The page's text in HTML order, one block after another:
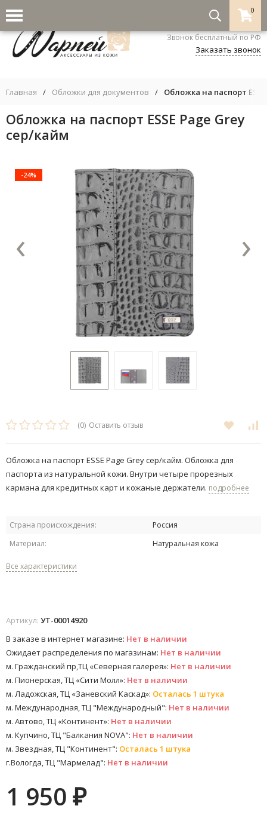
0
8-800-333-5530
Звонок бесплатный по РФ
Заказать звонок
Главная / Обложки для документов / Обложка на паспорт
Обложка на паспорт ESSE Page Grey
сер/кайм
-24%
‹ ›
(0) Оставить отзыв
Обложка на паспорт ESSE Page Grey сер/кайм. Обложка для
паспорта из натуральной кожи. Внутри четыре прорезных
кармана для кредитных карт и кожаные держатели. подробнее
Страна происхождения:
Россия
Материал:
Натуральная кожа
Все характеристики
Артикул: УТ-00014920
В заказе в интернет магазине: Нет в наличии
Ожидает распределения по магазинам: Нет в наличии
м. Гражданский пр,ТЦ «Северная галерея»: Нет в наличии
м. Пионерская, ТЦ «Сити Молл»: Нет в наличии
м. Ладожская, ТЦ «Заневский Каскад»: Осталась 1 штука
м. Международная, ТЦ "Международный": Нет в наличии
м. Автово, ТЦ «Континент»: Нет в наличии
м. Купчино, ТЦ "Балкания NOVA": Нет в наличии
м. Звездная, ТЦ "Континент": Осталась 1 штука
г.Вологда, ТЦ "Мармелад": Нет в наличии
1 950 ₽